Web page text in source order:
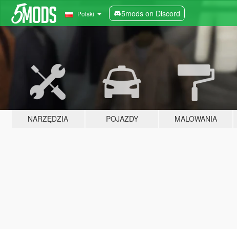
Polski 5mods on Discord
NARZĘDZIA POJAZDY MALOWANIA